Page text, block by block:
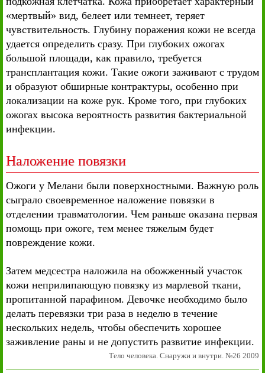
«мертвый» вид, белеет или темнеет, теряет
чувствительность. Глубину поражения кожи не всегда
удается определить сразу. При глубоких ожогах
большой площади, как правило, требуется
трансплантация кожи. Такие ожоги заживают с трудом
и образуют обширные контрактуры, особенно при
локализации на коже рук. Кроме того, при глубоких
ожогах высока вероятность развития бактериальной
инфекции.
Наложение повязки
Ожоги у Мелани были поверхностными. Важную роль
сыграло своевременное наложение повязки в
отделении травматологии. Чем раньше оказана первая
помощь при ожоге, тем менее тяжелым будет
повреждение кожи.
Затем медсестра наложила на обожженный участок
кожи неприлипающую повязку из марлевой ткани,
пропитанной парафином. Девочке необходимо было
делать перевязки три раза в неделю в течение
нескольких недель, чтобы обеспечить хорошее
заживление раны и не допустить развитие инфекции.
Тело человека. Снаружи и внутри. №26 2009